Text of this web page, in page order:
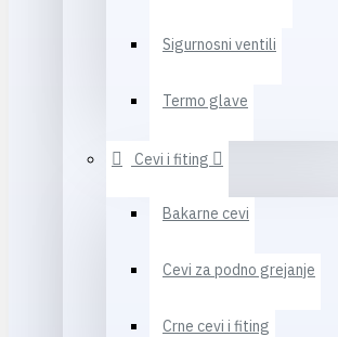
Sigurnosni ventili
Termo glave
Cevi i fiting
Bakarne cevi
Cevi za podno grejanje
Crne cevi i fiting